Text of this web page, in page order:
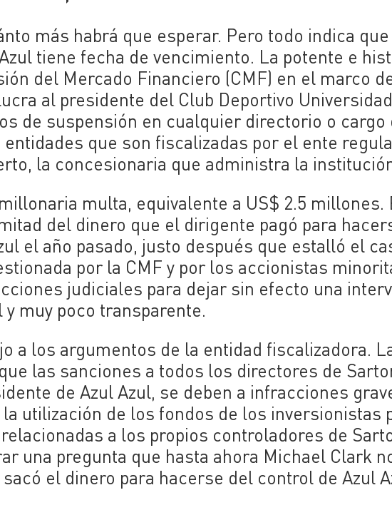
más habrá que esperar. Pero todo indica
tiene fecha de vencimiento. La potente e
del Mercado Financiero (CMF) en el marco
al presidente del Club Deportivo
de suspensión en cualquier directorio o cargo
que son fiscalizadas por el ente
la concesionaria que administra la
multa, equivalente a US$ 2.5 millones.
del dinero que el dirigente pagó para
el año pasado, justo después que estalló el
por la CMF y por los accionistas
judiciales para dejar sin efecto una
muy poco transparente.
a los argumentos de la entidad fiscalizadora.
las sanciones a todos los directores de
de Azul Azul, se deben a infracciones
utilización de los fondos de los inversionistas
a los propios controladores de
una pregunta que hasta ahora Michael Clark
el dinero para hacerse del control de Azul